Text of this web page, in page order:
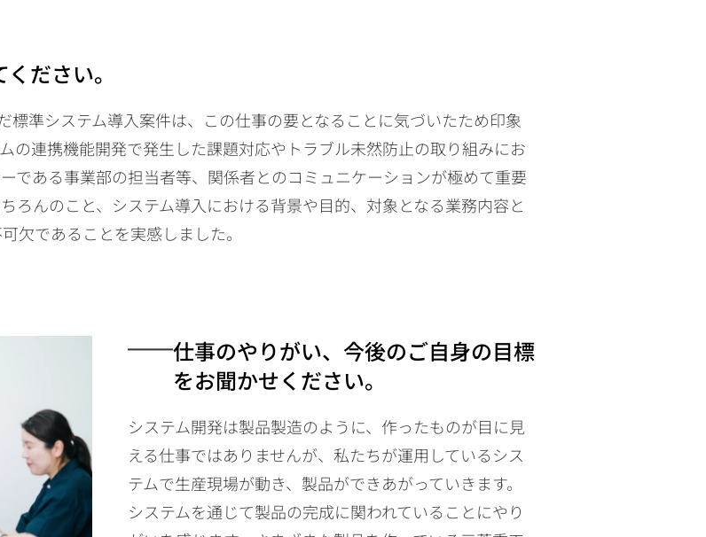
ださい。
標準システム導入案件は、この仕事の要となることに気づいたため印象
の連携機能開発で発生した課題対応やトラブル未然防止の取り組みにお
である事業部の担当者等、関係者とのコミュニケーションが極めて重要
ろんのこと、システム導入における背景や目的、対象となる業務内容と
欠であることを実感しました。
仕事のやりがい、今後のご自身の目標
をお聞かせください。
システム開発は製品製造のように、作ったものが目に見
える仕事ではありませんが、私たちが運用しているシス
テムで生産現場が動き、製品ができあがっていきます。
システムを通じて製品の完成に関われていることにやり